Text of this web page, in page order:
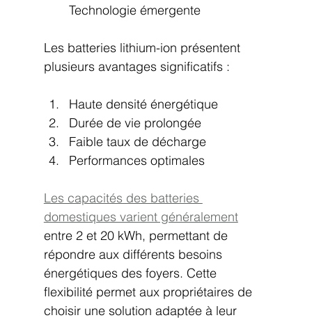
Technologie émergente
Les batteries lithium-ion présentent
plusieurs avantages significatifs :
Haute densité énergétique
Durée de vie prolongée
Faible taux de décharge
Performances optimales
Les capacités des batteries
domestiques varient généralement
entre 2 et 20 kWh, permettant de
répondre aux différents besoins
énergétiques des foyers. Cette
flexibilité permet aux propriétaires de
choisir une solution adaptée à leur